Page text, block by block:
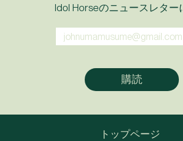
Idol Horseのニュースレター
トップページ